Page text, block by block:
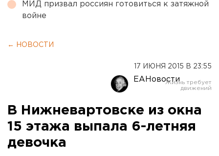
МИД призвал россиян готовиться к затяжной
войне
← НОВОСТИ
17 ИЮНЯ 2015 В 23:55
ЕАНовости
В Нижневартовске из окна
15 этажа выпала 6-летняя
девочка